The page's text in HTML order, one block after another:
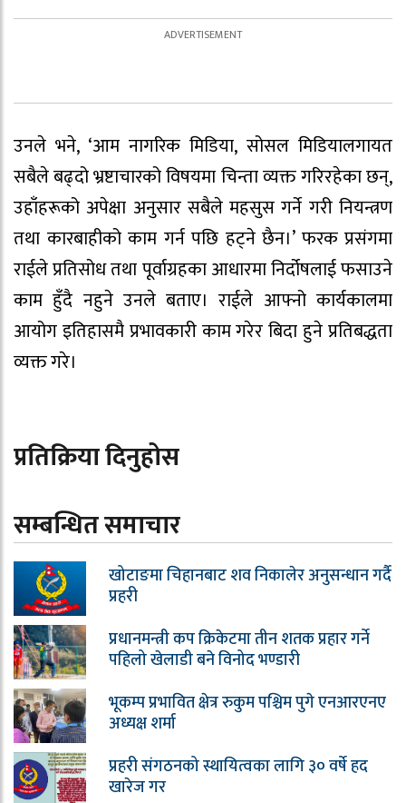
उनले भने, ‘आम नागरिक मिडिया, सोसल मिडियालगायत
सबैले बढ्दो भ्रष्टाचारको विषयमा चिन्ता व्यक्त गरिरहेका छन्,
उहाँहरूको अपेक्षा अनुसार सबैले महसुस गर्ने गरी नियन्त्रण
तथा कारबाहीको काम गर्न पछि हट्ने छैन।’ फरक प्रसंगमा
राईले प्रतिसोध तथा पूर्वाग्रहका आधारमा निर्दोषलाई फसाउने
काम हुँदै नहुने उनले बताए। राईले आफ्नो कार्यकालमा
आयोग इतिहासमै प्रभावकारी काम गरेर बिदा हुने प्रतिबद्धता
व्यक्त गरे।
प्रतिक्रिया दिनुहोस
सम्बन्धित समाचार
खोटाङमा चिहानबाट शव निकालेर अनुसन्धान गर्दै
प्रहरी
प्रधानमन्त्री कप क्रिकेटमा तीन शतक प्रहार गर्ने
पहिलो खेलाडी बने विनोद भण्डारी
भूकम्प प्रभावित क्षेत्र रुकुम पश्चिम पुगे एनआरएनए
अध्यक्ष शर्मा
प्रहरी संगठनको स्थायित्वका लागि ३० वर्षे हद
खारेज गर